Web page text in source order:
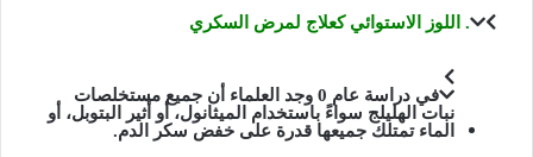
. اللوز الاستوائي كعلاج لمرض السكري
في دراسة عام 0 وجد العلماء أن جميع مستخلصات
نبات الهليلج سواءً باستخدام الميثانول، أو أثير البتوبل، أو
الماء تمتلك جميعها قدرة على خفض سكر الدم.